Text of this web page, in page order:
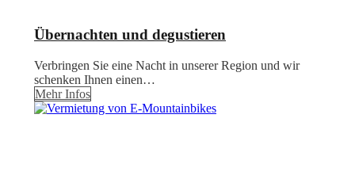
Übernachten und degustieren
Verbringen Sie eine Nacht in unserer Region und wir
schenken Ihnen einen…
Mehr Infos